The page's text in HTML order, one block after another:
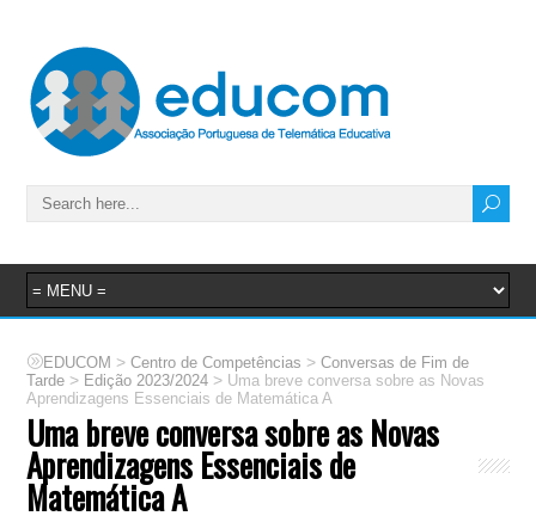
EDUCOM >Centro de Competências >Conversas de Fim de
Tarde > Edição 2023/2024 > Uma breve conversa sobre as Novas
Aprendizagens Essenciais de Matemática A
Uma breve conversa sobre as Novas
Aprendizagens Essenciais de
Matemática A